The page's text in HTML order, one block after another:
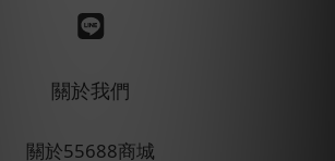
關於我們
關於55688商城